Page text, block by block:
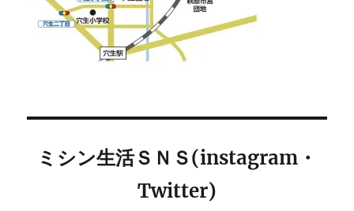
ミシン生活ＳＮＳ(instagram・
Twitter)